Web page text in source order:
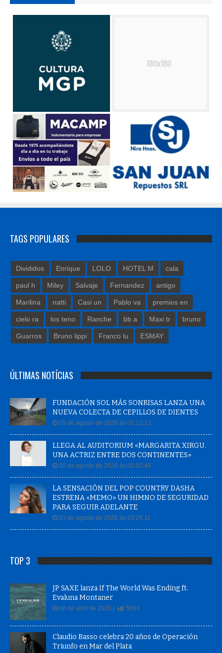
TAGS POPULARES
Divididos Enrique LOLO HOTEL M cala
paul h Miley Salvaje Fernandez antigo
Marilina natti Casi un Pablo va premios en
cielo ra los teno Ranche bb a Maxi tr bruno
Guarros Bruno lippi Franco lu ESMAY
ÚLTIMAS NOTÍCIAS
FUNDACIÓN SOL MÁS SONRISAS LANZA UNA
NUEVA COLECTA DE CEPILLOS DE DIENTES
05 de agosto de 2026 às 01:12:12
LLEGA AL AUDITORIUM «MARGARITA XIRGU.
UNA ACTRIZ ENTRE DOS CONTINENTES»
05 de agosto de 2026 às 01:02:40
LA SENSACIÓN DEL POP COUNTRY DASHA
ESTRENA «MEMO» UN HIMNO DE SEGURIDAD
PARA SEGUIR ADELANTE
03 de agosto de 2026 às 23:26:11
TOP 3
JP SAXE lanza If The World Was Ending ft.
Evaluna Montaner
08 de abril de 2020 | 5593
Claudio Basso celebra 20 años de Operación
Triunfo en Mar del Plata